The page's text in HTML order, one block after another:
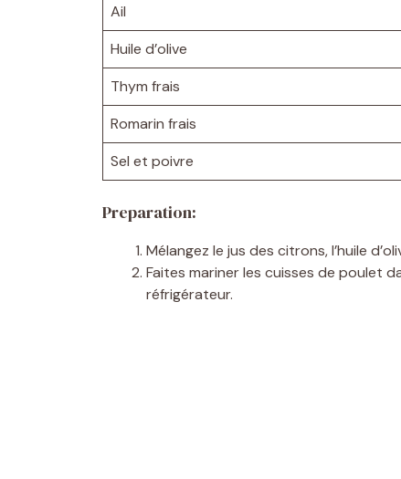
Ail
Huile d’olive
Thym frais
Romarin frais
Sel et poivre
Preparation:
Mélangez le jus des citrons, l’huile
Faites mariner les cuisses de poulet
réfrigérateur.